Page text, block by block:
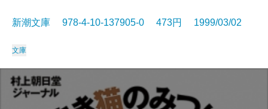
新潮文庫 978-4-10-137905-0 473円 1999/03/02
文庫